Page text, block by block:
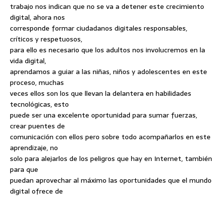
trabajo nos indican que no se va a detener este crecimiento
digital, ahora nos
corresponde formar ciudadanos digitales responsables,
críticos y respetuosos,
para ello es necesario que los adultos nos involucremos en la
vida digital,
aprendamos a guiar a las niñas, niños y adolescentes en este
proceso, muchas
veces ellos son los que llevan la delantera en habilidades
tecnológicas, esto
puede ser una excelente oportunidad para sumar fuerzas,
crear puentes de
comunicación con ellos pero sobre todo acompañarlos en este
aprendizaje, no
solo para alejarlos de los peligros que hay en Internet, también
para que
puedan aprovechar al máximo las oportunidades que el mundo
digital ofrece de